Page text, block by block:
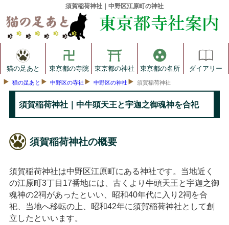
須賀稲荷神社｜中野区江原町の神社
猫の足あと 東京都の寺院 東京都の神社 東京都の名所 ダイアリー
猫の足あと 中野区の寺社 中野区の神社 須賀稲荷神社
須賀稲荷神社｜中牛頭天王と宇迦之御魂神を合祀
須賀稲荷神社の概要
須賀稲荷神社は中野区江原町にある神社です。当地近く
の江原町3丁目17番地には、古くより牛頭天王と宇迦之御
魂神の2祠があったといい、昭和40年代に入り2祠を合
祀、当地へ移転の上、昭和42年に須賀稲荷神社として創
立したといいます。